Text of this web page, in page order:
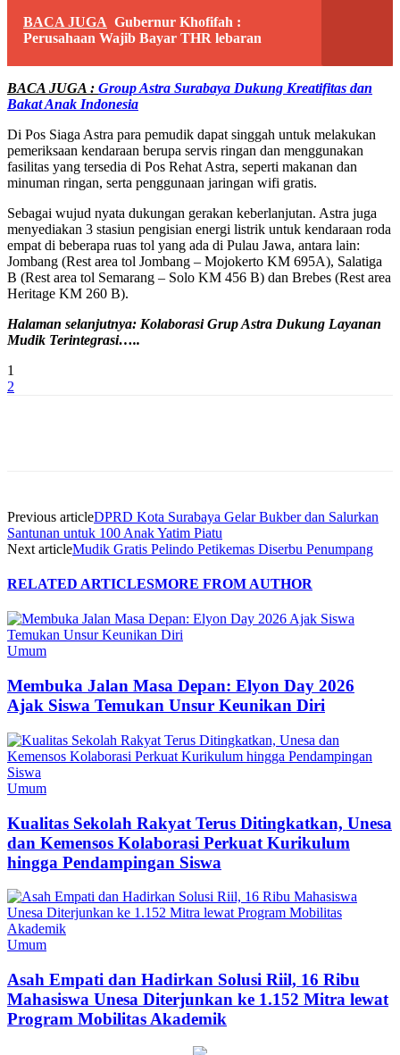
BACA JUGA Gubernur Khofifah :
Perusahaan Wajib Bayar THR lebaran
BACA JUGA : Group Astra Surabaya Dukung Kreatifitas dan
Bakat Anak Indonesia
Di Pos Siaga Astra para pemudik dapat singgah untuk melakukan
pemeriksaan kendaraan berupa servis ringan dan menggunakan
fasilitas yang tersedia di Pos Rehat Astra, seperti makanan dan
minuman ringan, serta penggunaan jaringan wifi gratis.
Sebagai wujud nyata dukungan gerakan keberlanjutan. Astra juga
menyediakan 3 stasiun pengisian energi listrik untuk kendaraan roda
empat di beberapa ruas tol yang ada di Pulau Jawa, antara lain:
Jombang (Rest area tol Jombang – Mojokerto KM 695A), Salatiga
B (Rest area tol Semarang – Solo KM 456 B) dan Brebes (Rest area
Heritage KM 260 B).
Halaman selanjutnya: Kolaborasi Grup Astra Dukung Layanan
Mudik Terintegrasi…..
1
2
Previous articleDPRD Kota Surabaya Gelar Bukber dan Salurkan
Santunan untuk 100 Anak Yatim Piatu
Next articleMudik Gratis Pelindo Petikemas Diserbu Penumpang
RELATED ARTICLESMORE FROM AUTHOR
Umum
Membuka Jalan Masa Depan: Elyon Day 2026
Ajak Siswa Temukan Unsur Keunikan Diri
Umum
Kualitas Sekolah Rakyat Terus Ditingkatkan, Unesa
dan Kemensos Kolaborasi Perkuat Kurikulum
hingga Pendampingan Siswa
Umum
Asah Empati dan Hadirkan Solusi Riil, 16 Ribu
Mahasiswa Unesa Diterjunkan ke 1.152 Mitra lewat
Program Mobilitas Akademik